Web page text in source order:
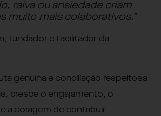
raiva ou ansiedade criam
muito mais colaborativos.”
fundador e facilitador da
genuína e conciliação respeitosa
cresce o engajamento, o
a coragem de contribuir.